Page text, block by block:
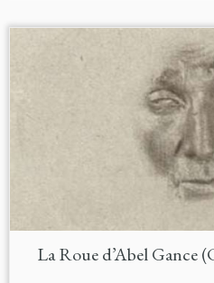
La Roue d’Abel Gance